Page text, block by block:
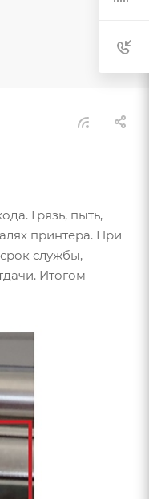
Грязь, пыть,
принтера. При
службы,
Итогом